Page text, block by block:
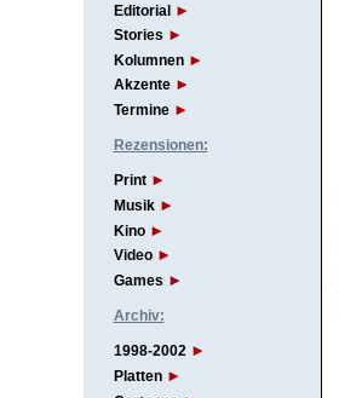
Editorial
Stories
Kolumnen
Akzente
Termine
Rezensionen:
Print
Musik
Kino
Video
Games
Archiv:
1998-2002
Platten